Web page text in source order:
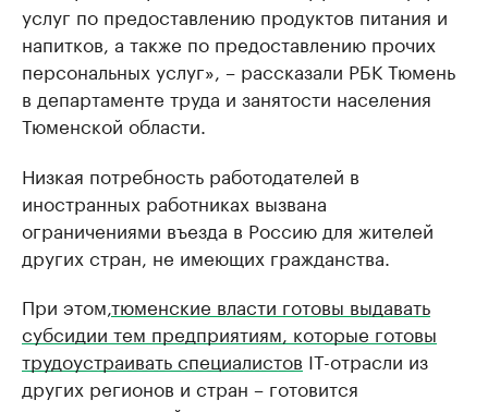
услуг по предоставлению продуктов питания и
напитков, а также по предоставлению прочих
персональных услуг», – рассказали РБК Тюмень
в департаменте труда и занятости населения
Тюменской области.
Низкая потребность работодателей в
иностранных работниках вызвана
ограничениями въезда в Россию для жителей
других стран, не имеющих гражданства.
При этом,тюменские власти готовы выдавать
субсидии тем предприятиям, которые готовы
трудоустраивать специалистов IT-отрасли из
других регионов и стран – готовится